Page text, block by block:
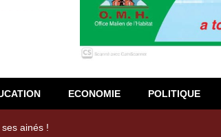
ECONOMIE POLITIQUE
ses ainés !